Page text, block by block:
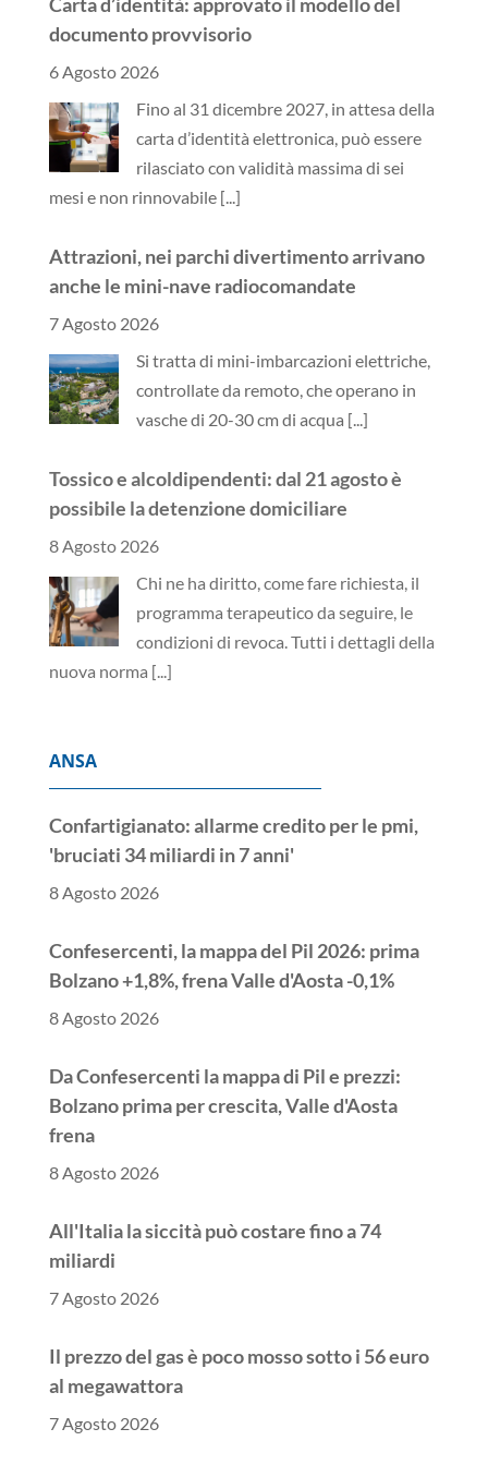
documento provvisorio
6 Agosto 2026
Fino al 31 dicembre 2027, in attesa della
carta d’identità elettronica, può essere
rilasciato con validità massima di sei
mesi e non rinnovabile [...]
Attrazioni, nei parchi divertimento arrivano
anche le mini-nave radiocomandate
7 Agosto 2026
Si tratta di mini-imbarcazioni elettriche,
controllate da remoto, che operano in
vasche di 20-30 cm di acqua [...]
Tossico e alcoldipendenti: dal 21 agosto è
possibile la detenzione domiciliare
8 Agosto 2026
Chi ne ha diritto, come fare richiesta, il
programma terapeutico da seguire, le
condizioni di revoca. Tutti i dettagli della
nuova norma [...]
ANSA
Confartigianato: allarme credito per le pmi,
'bruciati 34 miliardi in 7 anni'
8 Agosto 2026
Confesercenti, la mappa del Pil 2026: prima
Bolzano +1,8%, frena Valle d'Aosta -0,1%
8 Agosto 2026
Da Confesercenti la mappa di Pil e prezzi:
Bolzano prima per crescita, Valle d'Aosta
frena
8 Agosto 2026
All'Italia la siccità può costare fino a 74
miliardi
7 Agosto 2026
Il prezzo del gas è poco mosso sotto i 56 euro
al megawattora
7 Agosto 2026